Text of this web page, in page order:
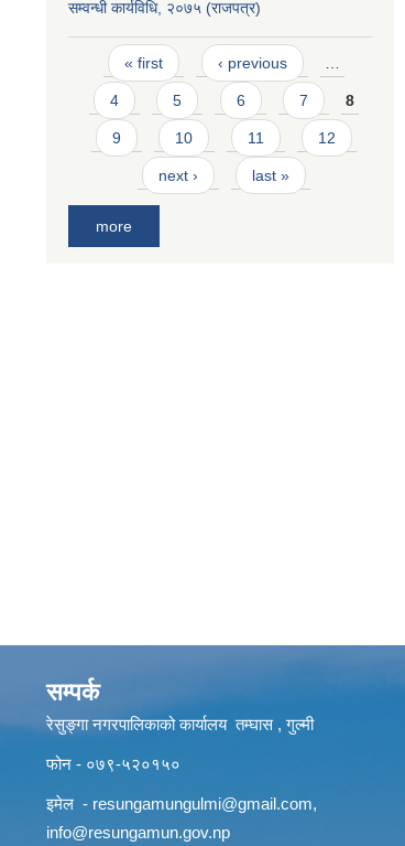
सम्वन्धी कार्यविधि, २०७५ (राजपत्र)
Pages
« first ‹ previous
4 5 6 7 8
9 10 11 12
next › last »
more
सम्पर्क
रेसुङ्गा नगरपालिकाको कार्यालय तम्घास , गुल्मी
फोन - ०७९-५२०१५०
इमेल - resungamungulmi@gmail.com,
info@resungamun.gov.np